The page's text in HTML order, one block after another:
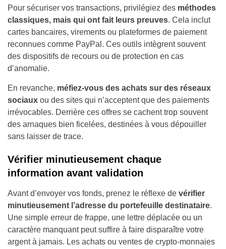
Pour sécuriser vos transactions, privilégiez des méthodes
classiques, mais qui ont fait leurs preuves. Cela inclut
cartes bancaires, virements ou plateformes de paiement
reconnues comme PayPal. Ces outils intègrent souvent
des dispositifs de recours ou de protection en cas
d’anomalie.
En revanche, méfiez-vous des achats sur des réseaux
sociaux ou des sites qui n’acceptent que des paiements
irrévocables. Derrière ces offres se cachent trop souvent
des arnaques bien ficelées, destinées à vous dépouiller
sans laisser de trace.
Vérifier minutieusement chaque
information avant validation
Avant d’envoyer vos fonds, prenez le réflexe de vérifier
minutieusement l’adresse du portefeuille destinataire.
Une simple erreur de frappe, une lettre déplacée ou un
caractère manquant peut suffire à faire disparaître votre
argent à jamais. Les achats ou ventes de crypto-monnaies